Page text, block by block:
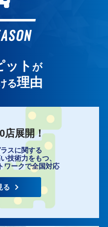
ット が
る理由
店展開！
スに関する
技術力をもつ、
ワークで全国対応
る